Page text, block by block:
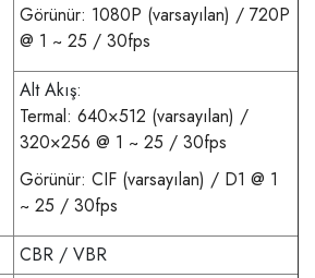
Görünür: 1080P (varsayılan) / 720P
@ 1 ~ 25 / 30fps
Alt Akış:
Termal: 640×512 (varsayılan) /
320×256 @ 1 ~ 25 / 30fps
Görünür: CIF (varsayılan) / D1 @ 1
~ 25 / 30fps
CBR / VBR